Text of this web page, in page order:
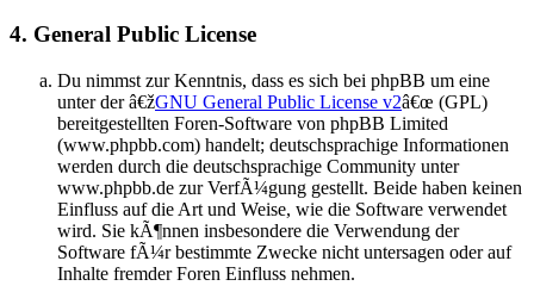
4. General Public License
Du nimmst zur Kenntnis, dass es sich bei phpBB um eine
unter der â€žGNU General Public License v2â€œ (GPL)
bereitgestellten Foren-Software von phpBB Limited
(www.phpbb.com) handelt; deutschsprachige Informationen
werden durch die deutschsprachige Community unter
www.phpbb.de zur VerfÃ¼gung gestellt. Beide haben keinen
Einfluss auf die Art und Weise, wie die Software verwendet
wird. Sie kÃ¶nnen insbesondere die Verwendung der
Software fÃ¼r bestimmte Zwecke nicht untersagen oder auf
Inhalte fremder Foren Einfluss nehmen.